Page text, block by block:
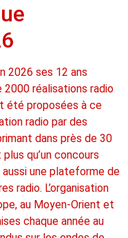
2026 ses 12 ans
2000 réalisations radio
été proposées à ce
radio par des
dans près de 30
qu’un concours
une plateforme de
radio. L’organisation
au Moyen-Orient et
chaque année au